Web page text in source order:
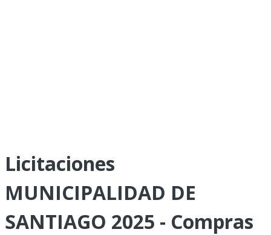
Licitaciones
MUNICIPALIDAD DE
SANTIAGO 2025 - Compras